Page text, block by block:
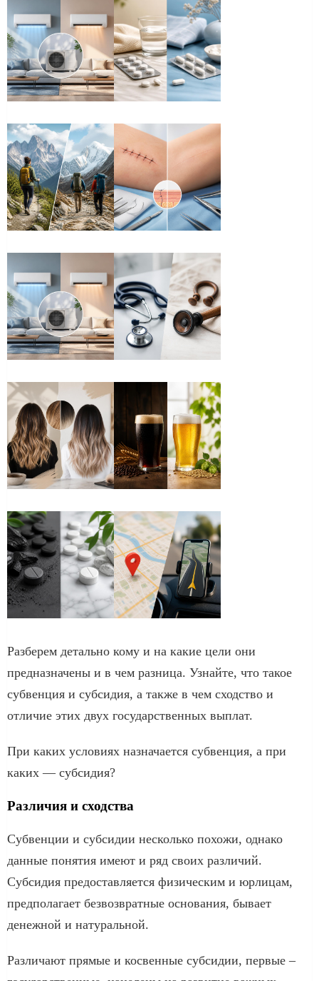
Разберем детально кому и на какие цели они
предназначены и в чем разница. Узнайте, что такое
субвенция и субсидия, а также в чем сходство и
отличие этих двух государственных выплат.
При каких условиях назначается субвенция, а при
каких — субсидия?
Различия и сходства
Субвенции и субсидии несколько похожи, однако
данные понятия имеют и ряд своих различий.
Субсидия предоставляется физическим и юрлицам,
предполагает безвозвратные основания, бывает
денежной и натуральной.
Различают прямые и косвенные субсидии, первые –